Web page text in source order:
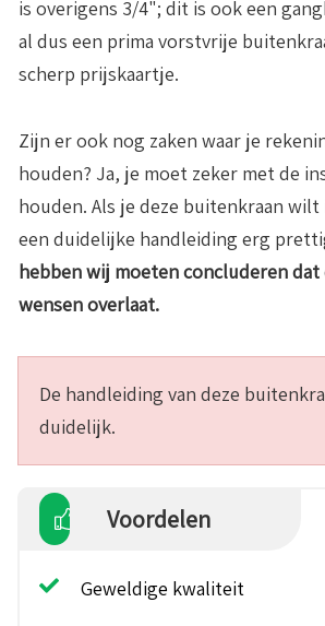
is overigens 3/4"; dit is ook een
al dus een prima vorstvrije
scherp prijskaartje.
Zijn er ook nog zaken waar je
houden? Ja, je moet zeker met de
houden. Als je deze buitenkraan
een duidelijke handleiding erg
hebben wij moeten concluderen
wensen overlaat.
De handleiding van deze
duidelijk.
Voordelen
Geweldige kwaliteit